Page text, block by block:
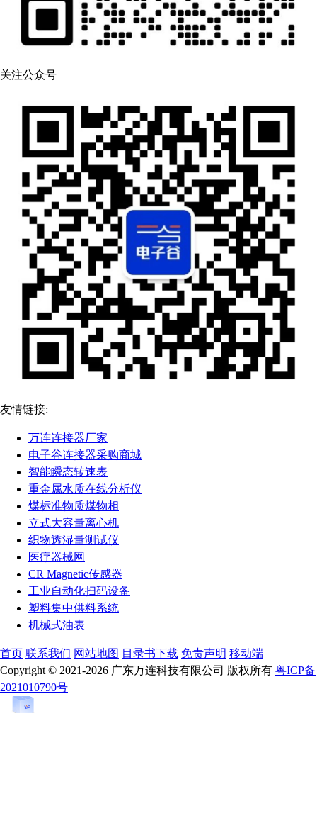
关注公众号
友情链接:
万连连接器厂家
电子谷连接器采购商城
智能瞬态转速表
重金属水质在线分析仪
煤标准物质煤物相
立式大容量离心机
织物透湿量测试仪
医疗器械网
CR Magnetic传感器
工业自动化扫码设备
塑料集中供料系统
机械式油表
首页 联系我们 网站地图 目录书下载 免责声明 移动端
Copyright © 2021-2026 广东万连科技有限公司 版权所有 粤ICP备
2021010790号